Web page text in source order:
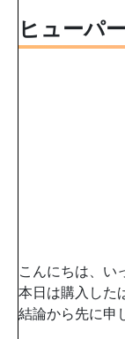
ヒューパ
こんにちは、い
本日は購入した
結論から先に申